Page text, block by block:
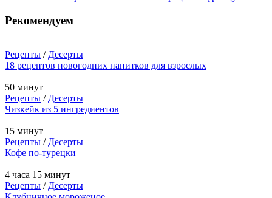
Рекомендуем
Рецепты / Десерты
18 рецептов новогодних напитков для взрослых
50 минут
Рецепты / Десерты
Чизкейк из 5 ингредиентов
15 минут
Рецепты / Десерты
Кофе по-турецки
4 часа 15 минут
Рецепты / Десерты